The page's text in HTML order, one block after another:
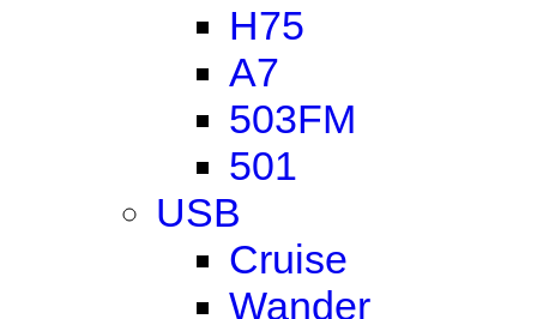
H75
A7
503FM
501
USB
Cruise
Wander